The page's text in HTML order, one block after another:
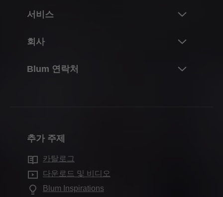
리프트 시스템
박스 시스템
모션 기술
캐비닛 적용
추가 제품
조립 장치
서비스
구매 및 주문
마케팅
자주 묻는 질문
회사
무역 박람회 일정
언론 및 미디어
Blum 연락처
생산 현장소
Blum 쇼룸
전시실
추가 주제
카탈로그
다운로드 및 비디오
Blum Inspirations